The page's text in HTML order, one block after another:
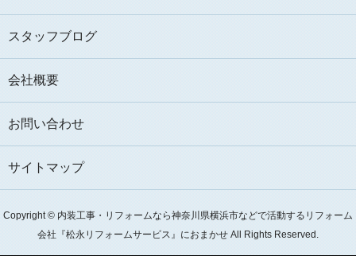
スタッフブログ
会社概要
お問い合わせ
サイトマップ
Copyright © 内装工事・リフォームなら神奈川県横浜市などで活動するリフォーム
会社『松永リフォームサービス』におまかせ All Rights Reserved.